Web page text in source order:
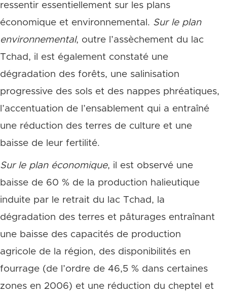
ressentir essentiellement sur les plans
économique et environnemental. Sur le plan
environnemental, outre l’assèchement du lac
Tchad, il est également constaté une
dégradation des forêts, une salinisation
progressive des sols et des nappes phréatiques,
l’accentuation de l’ensablement qui a entraîné
une réduction des terres de culture et une
baisse de leur fertilité.
Sur le plan économique, il est observé une
baisse de 60 % de la production halieutique
induite par le retrait du lac Tchad, la
dégradation des terres et pâturages entraînant
une baisse des capacités de production
agricole de la région, des disponibilités en
fourrage (de l’ordre de 46,5 % dans certaines
zones en 2006) et une réduction du cheptel et